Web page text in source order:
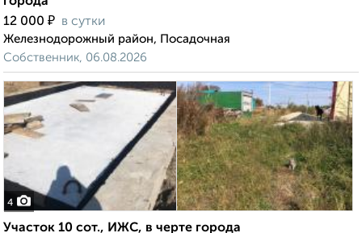
12 000 ₽ в сутки
Железнодорожный район, Посадочная
Собственник, 06.08.2026
4
Участок 10 сот., ИЖС, в черте города